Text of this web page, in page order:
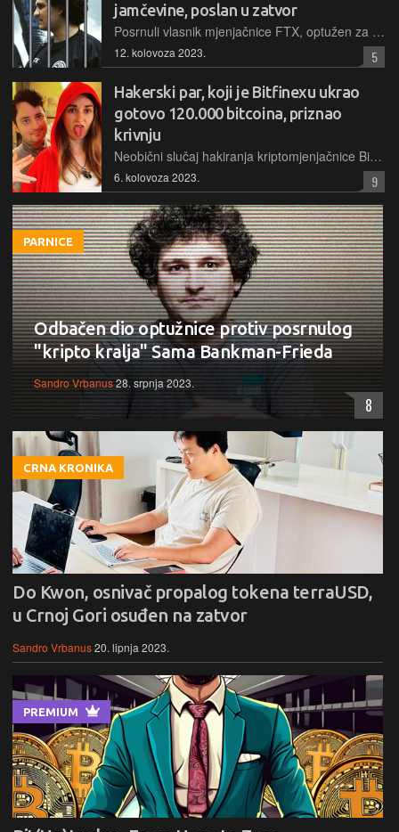
jamčevine, poslan u zatvor
Posrnuli vlasnik mjenjačnice FTX, optužen za moguće i najveću financijsku prevaru u povijesti SAD-a, više se neće braniti sa slobode jer je sud ustvrdio da je pokušao utjecati na svjedoke
12. kolovoza 2023. 5
Hakerski par, koji je Bitfinexu ukrao
gotovo 120.000 bitcoina, priznao
krivnju
Neobični slučaj hakiranja kriptomjenjačnice Bitfinex iz 2016. godine dobiva rasplet. Hakerski par priznao je krivnju za hakiranje mjenjačnice, pranje novca i zavjeru. Izricanje kazne tek očekuju
6. kolovoza 2023. 9
PARNICE
Odbačen dio optužnice protiv posrnulog
"kripto kralja" Sama Bankman-Frieda
Sandro Vrbanus28. srpnja 2023.
8
CRNA KRONIKA
Do Kwon, osnivač propalog tokena terraUSD,
u Crnoj Gori osuđen na zatvor
Sandro Vrbanus20. lipnja 2023.
PREMIUM